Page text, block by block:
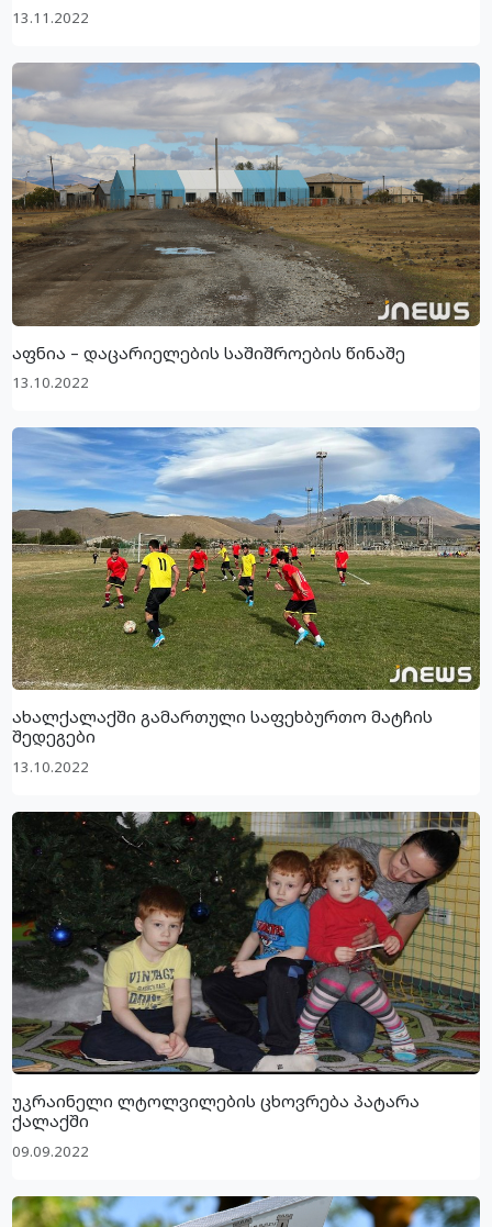
13.11.2022
აფნია – დაცარიელების საშიშროების წინაშე
13.10.2022
ახალქალაქში გამართული საფეხბურთო მატჩის
შედეგები
13.10.2022
უკრაინელი ლტოლვილების ცხოვრება პატარა
ქალაქში
09.09.2022